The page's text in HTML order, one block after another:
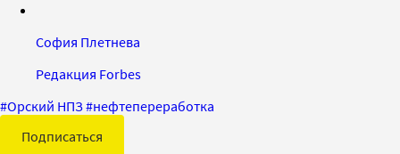
София Плетнева
Редакция Forbes
#Орский НПЗ#нефтепереработка
Подписаться